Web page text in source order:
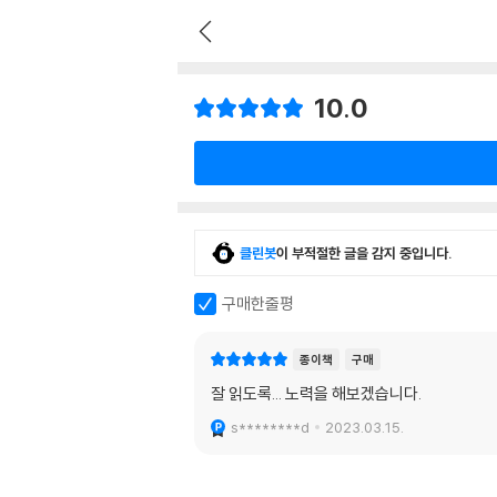
10.0
클린봇이 부적절한 글을 감지 중입니다.
구매한줄평
종이책 구매
잘 읽도록... 노력을 해보겠습니다.
s********d 2023.03.15.